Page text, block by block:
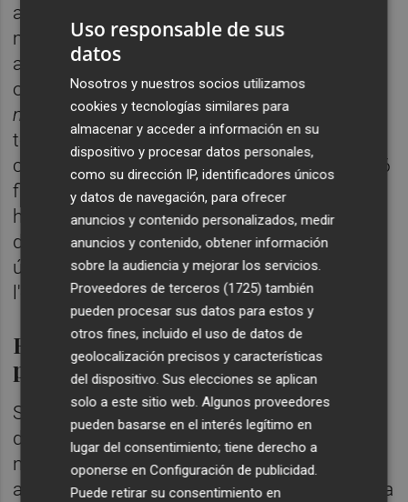
a la temàtica dels drets humans. Amb la
mateixa duració podran optar al premi
atorgat perMutua Levante
obert a tothom i sota l'eslòganConfiança
mútua
. "Estem buscant un patrocini per a la
tercera modalitat, el reconeixement dels
curts que ja han sigut estrenats des de 2016
fins 2019, amb treballs professionals que
han arribat, fins i tot, als Goya", avança la
directora d'Animalcoi. El quart guardó, per
últim, el decidirà el mateix públic de
l'esdeveniment.
Els professionals que estaran, i la
protagonista, Aitana
Sobre una vintena de professionals del món
de l'animació ja tenen marcada la data al
novembre per no oblidar-se d'estar presents
al festival d'Alcoi. Començant amb gent de la
Uso responsable de sus
datos
Nosotros y nuestros socios utilizamos
cookies y tecnologías similares para
almacenar y acceder a información en su
dispositivo y procesar datos personales,
como su dirección IP, identificadores únicos
y datos de navegación, para ofrecer
anuncios y contenido personalizados, medir
anuncios y contenido, obtener información
sobre la audiencia y mejorar los servicios.
Proveedores de terceros (1725) también
pueden procesar sus datos para estos y
otros fines, incluido el uso de datos de
geolocalización precisos y características
del dispositivo. Sus elecciones se aplican
solo a este sitio web. Algunos proveedores
pueden basarse en el interés legítimo en
lugar del consentimiento; tiene derecho a
oponerse enConfiguración de publicidad
Puede retirar su consentimiento en